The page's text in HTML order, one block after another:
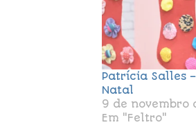
Patrícia Salles
Natal
9 de novembro
Em "Feltro"